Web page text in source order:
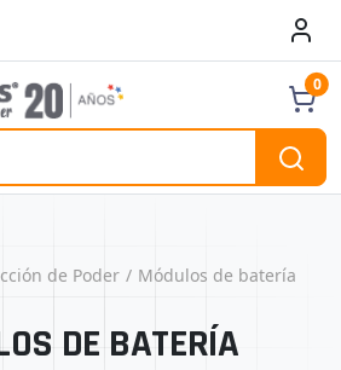
0
de Poder Módulos de batería
DE BATERÍA